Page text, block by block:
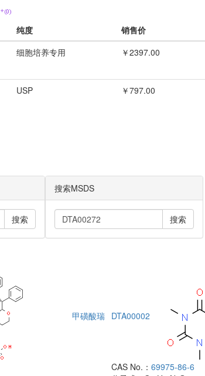
纯度 销售价
细胞培养专用 ￥2397.00
USP ￥797.00
搜索
搜索MSDS
搜索
甲磺酸瑞 DTA00002
CAS No.：69975-86-6